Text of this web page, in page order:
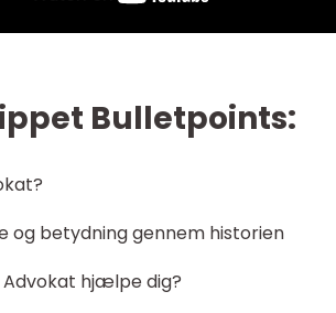
Bulletpoints:
og betydning gennem historien
Advokat hjælpe dig?